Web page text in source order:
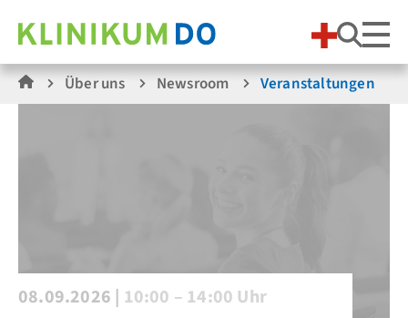
Über uns Newsroom Veranstaltungen
08.09.2026 | 10:00 – 14:00 Uhr